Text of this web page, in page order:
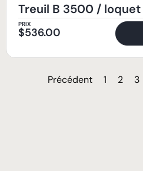
Treuil B 3500 /
PRIX
$536.00
Précédent 1 2 3